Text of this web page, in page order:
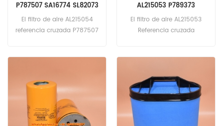
P787507 SA16774 SL82073
WAI104397
El filtro de aire AL215054
referencia cruzada P787507
45R,6215R,6R165,6R185,R402
3,R4040 I,R4050 I.
AL215053 P789373
SA16773 SL82071
WAI104396
El filtro de aire AL215053
Referencia cruzada
6135M,6135R,6140M,6140R,61
45R,6215R,6R165,6R185,R402
3,R4040 I,R4050 I.